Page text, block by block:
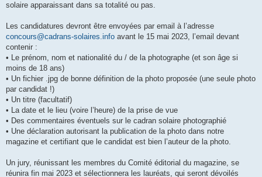
solaire apparaissant dans sa totalité ou pas.
Les candidatures devront être envoyées par email à l’adresse
concours@cadrans-solaires.info avant le 15 mai 2023, l’email devant
contenir :
• Le prénom, nom et nationalité du / de la photographe (et son âge si
moins de 18 ans)
• Un fichier .jpg de bonne définition de la photo proposée (une seule photo
par candidat !)
• Un titre (facultatif)
• La date et le lieu (voire l’heure) de la prise de vue
• Des commentaires éventuels sur le cadran solaire photographié
• Une déclaration autorisant la publication de la photo dans notre
magazine et certifiant que le candidat est bien l’auteur de la photo.
Un jury, réunissant les membres du Comité éditorial du magazine, se
réunira fin mai 2023 et sélectionnera les lauréats, qui seront dévoilés